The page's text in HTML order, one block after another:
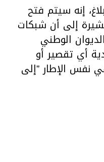
إنه سيتم فتح
إلى أن شبكات
الوطني
أي تقصير أو
نفس الإطار ”إلى